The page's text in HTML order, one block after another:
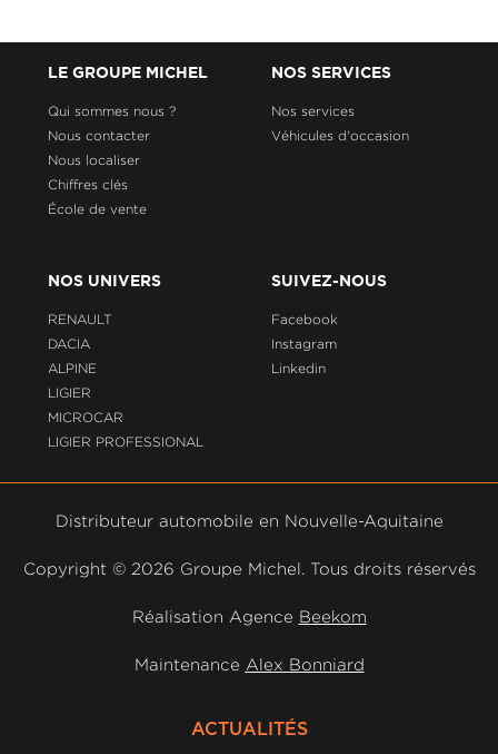
LE GROUPE MICHEL
Qui sommes nous ?
Nous contacter
Nous localiser
Chiffres clés
École de vente
NOS SERVICES
Nos services
Véhicules d'occasion
NOS UNIVERS
RENAULT
DACIA
ALPINE
LIGIER
MICROCAR
LIGIER PROFESSIONAL
SUIVEZ-NOUS
Facebook
Instagram
Linkedin
Distributeur automobile en Nouvelle-Aquitaine
Copyright © 2026 Groupe Michel. Tous droits réservés
Réalisation Agence Beekom
Maintenance Alex Bonniard
ACTUALITÉS